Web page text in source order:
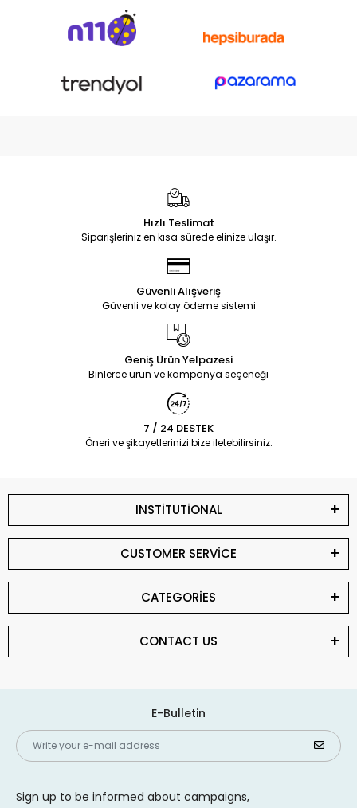
Hızlı Teslimat
Siparişleriniz en kısa sürede elinize ulaşır.
Güvenli Alışveriş
Güvenli ve kolay ödeme sistemi
Geniş Ürün Yelpazesi
Binlerce ürün ve kampanya seçeneği
7 / 24 DESTEK
Öneri ve şikayetlerinizi bize iletebilirsiniz.
INSTİTUTİONAL
CUSTOMER SERVİCE
CATEGORİES
CONTACT US
E-Bulletin
Sign up to be informed about campaigns,